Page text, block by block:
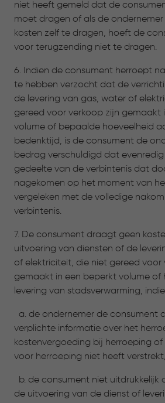
niet heeft gemeld dat de
moet dragen of als de
kosten zelf te dragen, hoeft de
voor terugzending niet te dragen.
6. Indien de consument herroept
te hebben verzocht dat de
de levering van gas, water of
gereed voor verkoop zijn gemaakt
volume of bepaalde hoeveelheid
bedenktijd, is de consument de
bedrag verschuldigd dat
gedeelte van de verbintenis dat
nagekomen op het moment van
vergeleken met de volledige
verbintenis.
7. De consument draagt geen
uitvoering van diensten of de
of elektriciteit, die niet gereed voor
gemaakt in een beperkt volume of
levering van stadsverwarming,
a. de ondernemer de consument
verplichte informatie over het
kostenvergoeding bij herroeping
voor herroeping niet heeft
b. de consument niet uitdrukkelijk
de uitvoering van de dienst of